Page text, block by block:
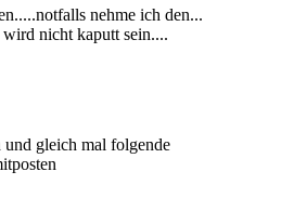
nehme ich den...
nicht kaputt sein....
gleich mal folgende